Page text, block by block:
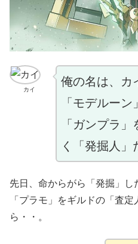
カイ
俺の名は、カ
「モデルー
「ガンプラ
く「発掘人」
先日、命からがら「発掘」
「プラモ」をギルドの「査
ら・・。